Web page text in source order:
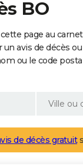
BO
page au
avis de décès
ou le code
de décès gratuit